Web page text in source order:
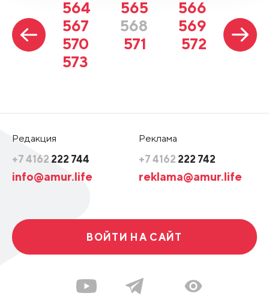
564 565
566
567
568
569
570
571
572
573
Редакция
+7 4162 222 744
info@amur.life
Реклама
+7 4162 222 742
reklama@amur.life
ВОЙТИ НА САЙТ